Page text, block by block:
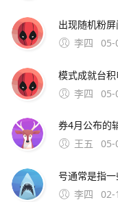
出现随机粉屏
李四
05-
李四
05-
王五
05-
李四
02-